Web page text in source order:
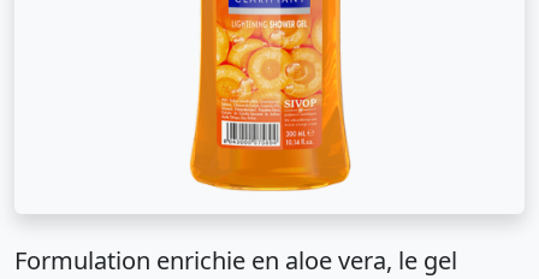
Formulation enrichie en aloe vera, le gel